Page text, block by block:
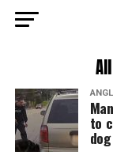
to